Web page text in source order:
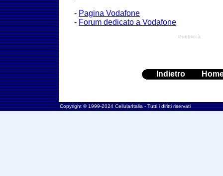
- Pagina Vodafone
- Forum dedicato a Vodafone
Pubblicità
Indietro
Copyright © 1999-2024 CellularItalia - Tutti i diritti riservati